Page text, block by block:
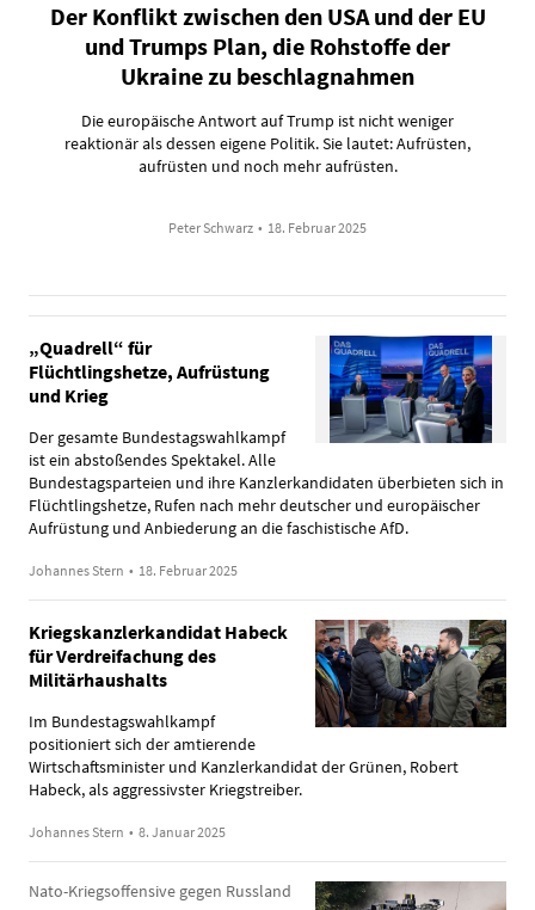
Der Konflikt zwischen den USA und der EU
und Trumps Plan, die Rohstoffe der
Ukraine zu beschlagnahmen
Die europäische Antwort auf Trump ist nicht weniger
reaktionär als dessen eigene Politik. Sie lautet: Aufrüsten,
aufrüsten und noch mehr aufrüsten.
Peter Schwarz • 18. Februar 2025
„Quadrell“ für
Flüchtlingshetze, Aufrüstung
und Krieg
Der gesamte Bundestagswahlkampf
ist ein abstoßendes Spektakel. Alle
Bundestagsparteien und ihre Kanzlerkandidaten überbieten sich in
Flüchtlingshetze, Rufen nach mehr deutscher und europäischer
Aufrüstung und Anbiederung an die faschistische AfD.
Johannes Stern • 18. Februar 2025
Kriegskanzlerkandidat Habeck
für Verdreifachung des
Militärhaushalts
Im Bundestagswahlkampf
positioniert sich der amtierende
Wirtschaftsminister und Kanzlerkandidat der Grünen, Robert
Habeck, als aggressivster Kriegstreiber.
Johannes Stern • 8. Januar 2025
Nato-Kriegsoffensive gegen Russland